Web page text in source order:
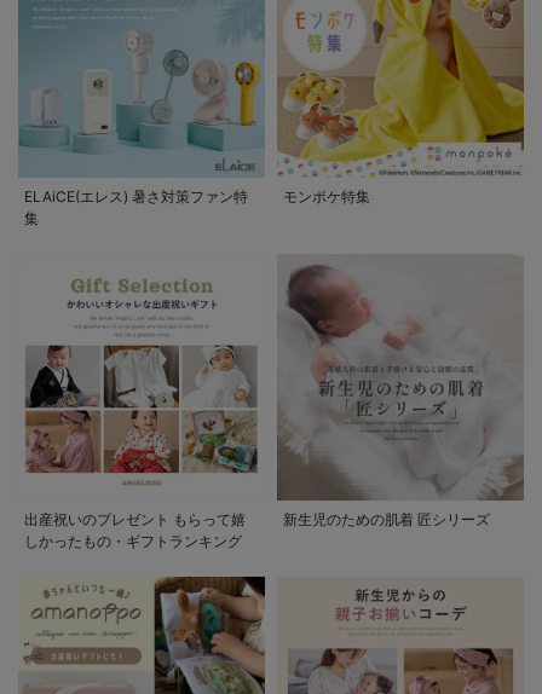
ELAiCE(エレス) 暑さ対策ファン特
集
モンポケ特集
出産祝いのプレゼント もらって嬉
しかったもの・ギフトランキング
新生児のための肌着 匠シリーズ